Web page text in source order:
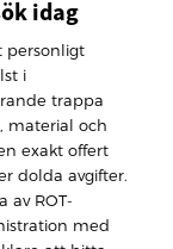
idag
personligt
i
trappa
material och
exakt offert
dolda avgifter.
av ROT-
med